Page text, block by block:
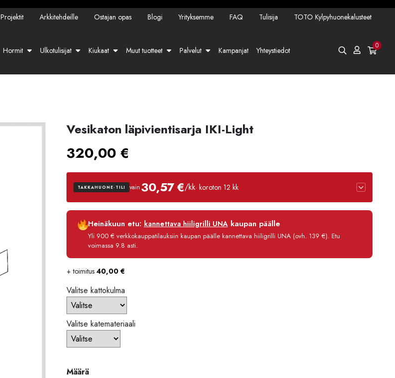
Projektit Arkkitehdeille Ostajan opas Blogi Yrityksemme FAQ Tulisija TOTO Kylpyhuonekalusteet
Hormit Ulkotulisijat Kiukaat Muut tuotteet Palvelut Kampanjat Yhteystiedot 0
Vesikaton läpivientisarja IKI-Light
320,00 €
TAKKAHUONE-TILI vain 30,57 €/kk· koroton 12 kk
Luottoaika
Korko
Käsittelymaksu
Heinäkuun etu: kannettava hiiligrilli UNAkaupan päälle
Yli 900 € verkkokauppatilauksiin kaupan päälle kannettava hiiligrilli UNA (ovh. 139 €). Etu
voimassa 9.8 asti.
+ toimitus 40,00 €
Valitse kattokulma
Valitse katemateriaali
Määrä
Määrä